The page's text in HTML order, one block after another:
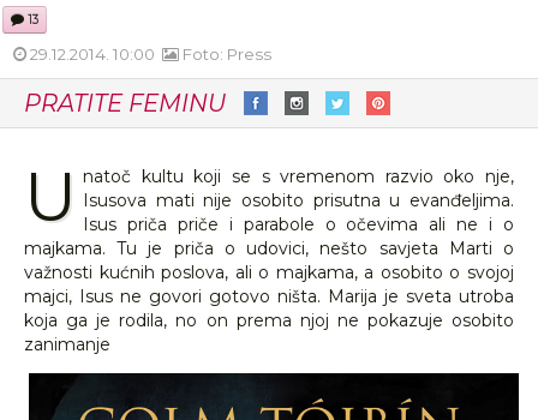
13
29.12.2014. 10:00 Foto: Press
PRATITE FEMINU
U natoč kultu koji se s vremenom razvio oko nje,
Isusova mati nije osobito prisutna u evanđeljima.
Isus priča priče i parabole o očevima ali ne i o
majkama. Tu je priča o udovici, nešto savjeta Marti o
važnosti kućnih poslova, ali o majkama, a osobito o svojoj
majci, Isus ne govori gotovo ništa. Marija je sveta utroba
koja ga je rodila, no on prema njoj ne pokazuje osobito
zanimanje